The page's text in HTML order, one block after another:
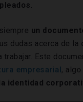
.
un
dudas acerca de la
trabajar. Este
empresarial ,
identidad